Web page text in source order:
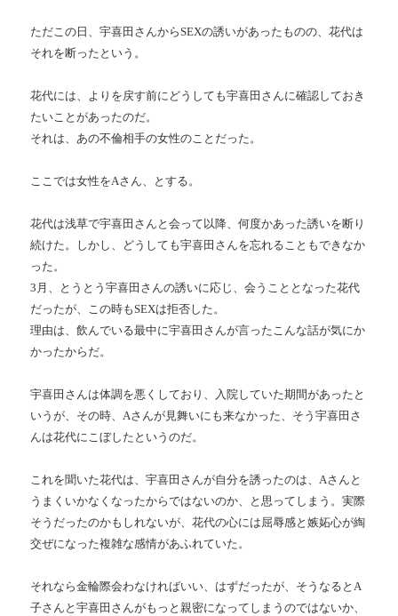
ただこの日、宇喜田さんからSEXの誘いがあったものの、花代は
それを断ったという。
花代には、よりを戻す前にどうしても宇喜田さんに確認しておき
たいことがあったのだ。
それは、あの不倫相手の女性のことだった。
ここでは女性をAさん、とする。
花代は浅草で宇喜田さんと会って以降、何度かあった誘いを断り
続けた。しかし、どうしても宇喜田さんを忘れることもできなか
った。
3 月、とうとう宇喜田さんの誘いに応じ、会うこととなった花代
だったが、この時もSEXは拒否した。
理由は、飲んでいる最中に宇喜田さんが言ったこんな話が気にか
かったからだ。
宇喜田さんは体調を悪くしており、入院していた期間があったと
いうが、その時、Aさんが見舞いにも来なかった、そう宇喜田さ
んは花代にこぼしたというのだ。
これを聞いた花代は、宇喜田さんが自分を誘ったのは、Aさんと
うまくいかなくなったからではないのか、と思ってしまう。実際
そうだったのかもしれないが、花代の心には屈辱感と嫉妬心が綯
交ぜになった複雑な感情があふれていた。
それなら金輪際会わなければいい、はずだったが、そうなるとA
子さんと宇喜田さんがもっと親密になってしまうのではないか、